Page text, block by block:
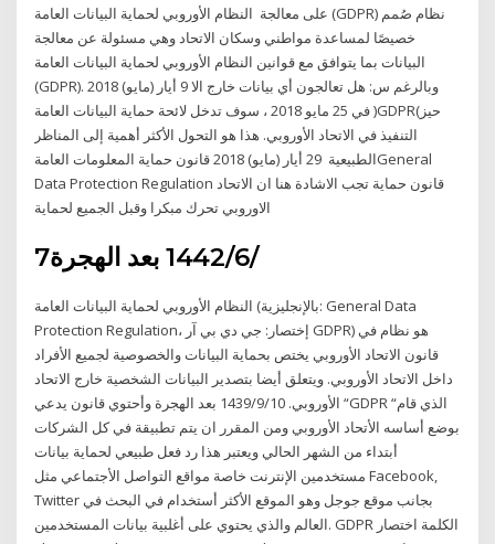
على معالجة النظام الأوروبي لحماية البيانات العامة (GDPR) نظام صُمم
خصيصًا لمساعدة مواطني وسكان الاتحاد وهي مسئولة عن معالجة
البيانات بما يتوافق مع قوانين النظام الأوروبي لحماية البيانات العامة
(GDPR). وبالرغم س: هل تعالجون أي بيانات خارج الا 9 أيار (مايو) 2018
في 25 مايو 2018 ، سوف تدخل لائحة حماية البيانات العامة )GDPR(حيز
التنفيذ في الاتحاد الأوروبي. هذا هو التحول الأكثر أهمية إلى المناظر
الطبيعية 29 أيار (مايو) 2018 قانون حماية المعلومات العامةGeneral
Data Protection Regulation قانون حماية تجب الاشادة هنا ان الاتحاد
7‏‏/6‏‏/1442 بعد الهجرة
النظام الأوروبي لحماية البيانات العامة (بالإنجليزية: General Data
Protection Regulation، إختصار: جي دي بي آر GDPR) هو نظام في
قانون الاتحاد الأوروبي يختص بحماية البيانات والخصوصية لجميع الأفراد
داخل الاتحاد الأوروبي. ويتعلق أيضا بتصدير البيانات الشخصية خارج الاتحاد
الأوروبي. 10‏‏/9‏‏/1439 بعد الهجرة وأحتوي قانون يدعي “GDPR “الذي قام
بوضع أساسه الأتحاد الأوروبي ومن المقرر ان يتم تطبيقة في كل الشركات
أبتداء من الشهر الحالي ويعتبر هذا رد فعل طبيعي لحماية بيانات
مستخدمين الإنترنت خاصة مواقع التواصل الأجتماعي مثل Facebook,
Twitter بجانب موقع جوجل وهو الموقع الأكثر أستخدام في البحث في
العالم والذي يحتوي على أغلبية بيانات المستخدمين. GDPR الكلمة اختصار